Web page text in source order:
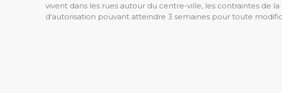
vivent dans les rues autour du centre-ville, les contraintes de
d’autorisation pouvant atteindre 3 semaines pour toute